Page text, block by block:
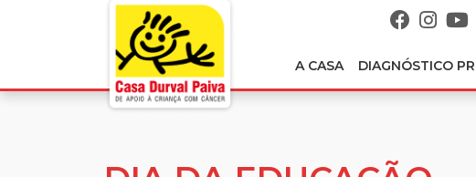
A CASA DIAGNÓSTICO